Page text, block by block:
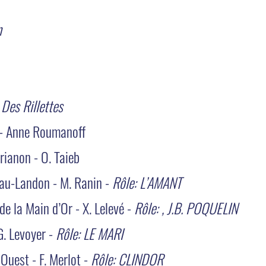
Rillettes
Anne Roumanoff
- O. Taieb
Landon - M. Ranin -Rôle: L’AMANT
la Main d’Or - X. Lelevé -Rôle: , J.B. POQUELIN
Levoyer -Rôle: LE MARI
- F. Merlot -Rôle: CLINDOR